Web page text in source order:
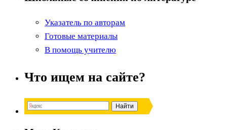
Указатель по авторам
Готовые материалы
В помощь учителю
Что ищем на сайте?